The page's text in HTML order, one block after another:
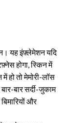
यह इंफ़्लेमेशन यदि
होगा, स्किन में
में हो तो मेमोरी-लॉस
बार सर्दी-जुकाम
और